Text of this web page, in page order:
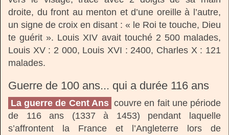
droite, du front au menton et d’une oreille à l’autre,
un signe de croix en disant : « le Roi te touche, Dieu
te guérit ». Louis XIV avait touché 2 500 malades,
Louis XV : 2 000, Louis XVI : 2400, Charles X : 121
malades.
Guerre de 100 ans... qui a durée 116 ans
La guerre de Cent Ans couvre en fait une période
de 116 ans (1337 à 1453) pendant laquelle
s’affrontent la France et l’Angleterre lors de